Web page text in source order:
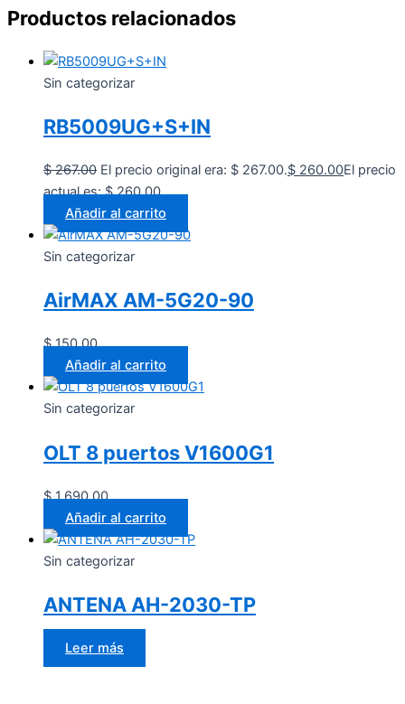
Productos relacionados
Sin categorizar
RB5009UG+S+IN
$267.00 El precio original era: $ 267.00.$ 260.00El precio
actual es: $ 260.00.
Añadir al carrito
Sin categorizar
AirMAX AM-5G20-90
$150.00
Añadir al carrito
Sin categorizar
OLT 8 puertos V1600G1
$1,690.00
Añadir al carrito
Sin categorizar
ANTENA AH-2030-TP
Leer más